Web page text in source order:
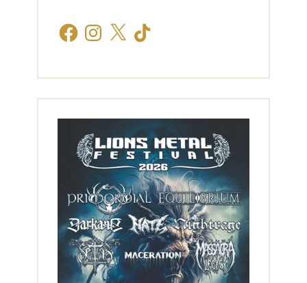
FacebookInstagram
X TikTok